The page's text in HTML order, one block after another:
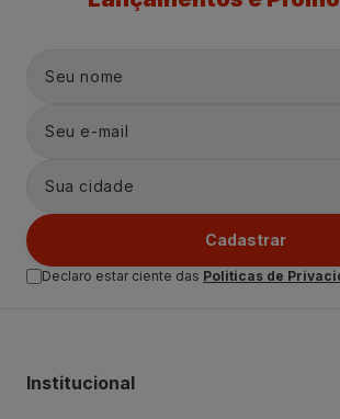
Cadastrar
Declaro estar ciente das Politicas de
Institucional